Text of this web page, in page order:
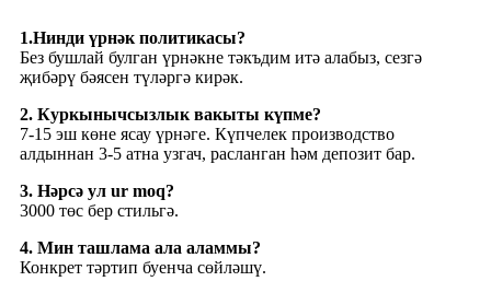
1.Нинди үрнәк политикасы?
Без бушлай булган үрнәкне тәкъдим итә алабыз, сезгә
җибәрү бәясен түләргә кирәк.
2. Куркынычсызлык вакыты күпме?
7-15 эш көне ясау үрнәге. Күпчелек производство
алдыннан 3-5 атна узгач, расланган һәм депозит бар.
3. Нәрсә ул ur moq?
3000 төс бер стильгә.
4. Мин ташлама ала аламмы?
Конкрет тәртип буенча сөйләшү.